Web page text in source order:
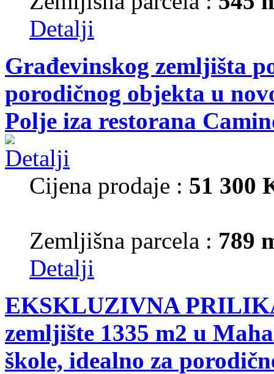
Detalji
Građevinskog zemljišta
porodičnog objekta u
Polje iza restorana
Cijena prodaje : 51 300
Zemljišna parcela : 789
Detalji
EKSKLUZIVNA
zemljište 1335 m2 u
škole, idealno za